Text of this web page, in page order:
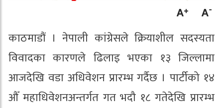
काठमाडौं । नेपाली कांग्रेसले क्रियाशील सदस्यता
विवादका कारणले ढिलाइ भएका १३ जिल्लामा
आजदेखि वडा अधिवेशन प्रारम्भ गर्दैछ । पार्टीको १४
औँ महाधिवेशनअन्तर्गत गत भदौ १८ गतेदेखि प्रारम्भ